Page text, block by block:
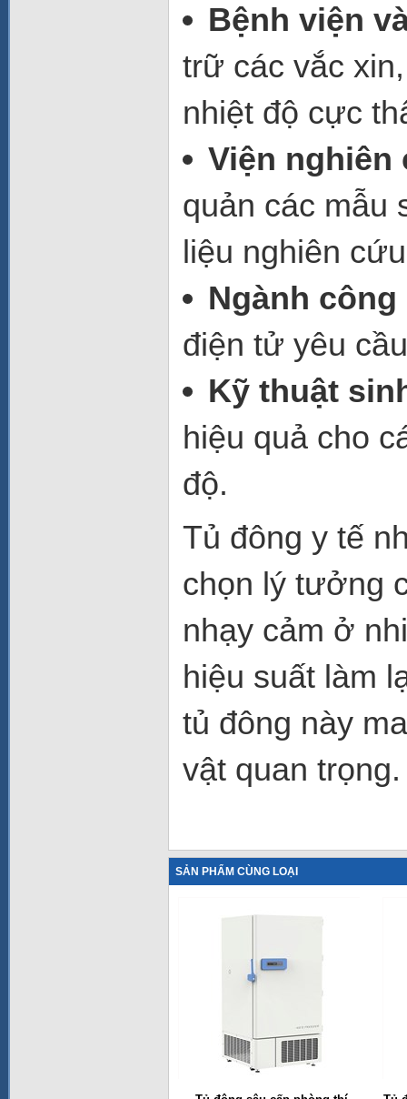
Bệnh viện
trữ các vắc
nhiệt độ cực
Viện nghiên
quản các mẫu
liệu nghiên
Ngành
điện tử yêu
Kỹ thuật
hiệu quả cho
độ.
Tủ đông y tế
chọn lý tưởng
nhạy cảm ở
hiệu suất làm
tủ đông này
vật quan trọng.
SẢN PHẨM CÙNG LOẠI